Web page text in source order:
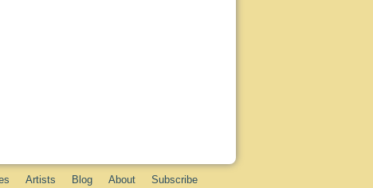
Artists Blog About Subscribe